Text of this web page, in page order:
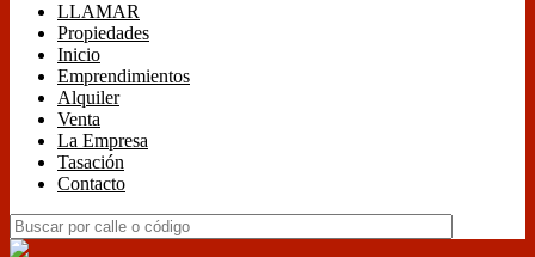
LLAMAR
Propiedades
Inicio
Emprendimientos
Alquiler
Venta
La Empresa
Tasación
Contacto